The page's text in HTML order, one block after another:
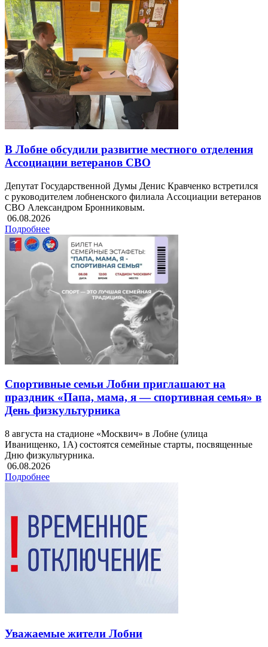
В Лобне обсудили развитие местного отделения
Ассоциации ветеранов СВО
Депутат Государственной Думы Денис Кравченко встретился
с руководителем лобненского филиала Ассоциации ветеранов
СВО Александром Бронниковым.
06.08.2026
Подробнее
Спортивные семьи Лобни приглашают на
праздник «Папа, мама, я — спортивная семья» в
День физкультурника
8 августа на стадионе «Москвич» в Лобне (улица
Иванищенко, 1А) состоятся семейные старты, посвященные
Дню физкультурника.
06.08.2026
Подробнее
Уважаемые жители Лобни